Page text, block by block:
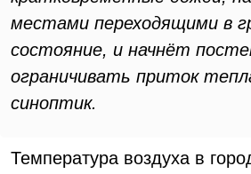
местами переходящими в
состояние, и начнёт
ограничивать приток
синоптик.
Температура воздуха в